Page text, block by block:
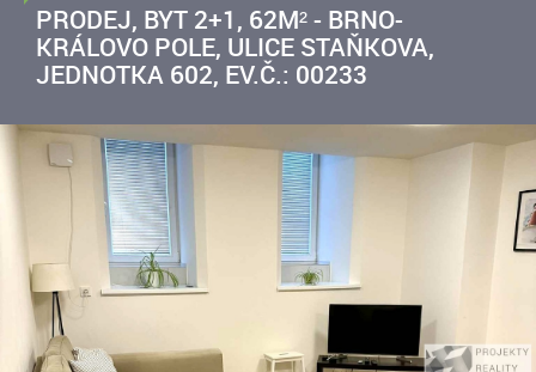
PRODEJ, BYT 2+1, 62M² - BRNO-
KRÁLOVO POLE, ULICE STAŇKOVA,
JEDNOTKA 602, EV.Č.: 00233